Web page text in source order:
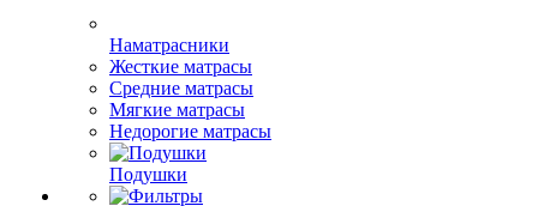
Наматрасники
Жесткие матрасы
Средние матрасы
Мягкие матрасы
Недорогие матрасы
Подушки